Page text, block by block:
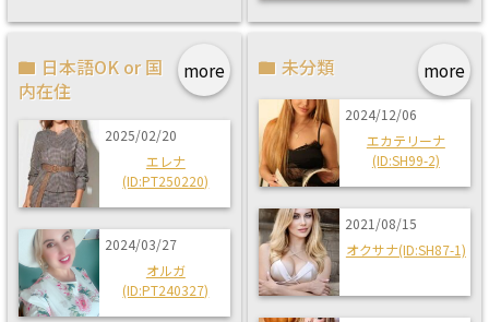
more
日本語OK or 国
内在住
2025/02/20
エレナ
(ID:PT250220)
2024/03/27
オルガ
(ID:PT240327)
more
未分類
2024/12/06
エカテリーナ
(ID:SH99-2)
2021/08/15
オクサナ(ID:SH87-1)